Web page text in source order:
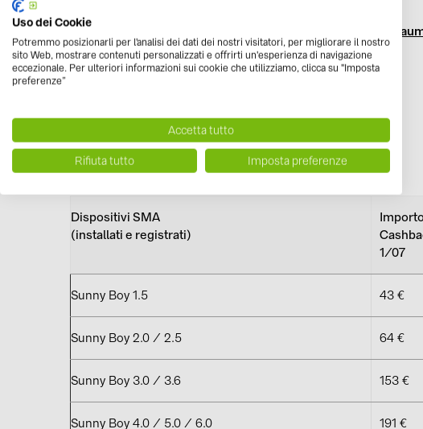
A partire dal 1 luglio sono stati aggiunti ulteriori prodotti e
Di seguito tutti i prodotti inclusi nella promozione:
Dispositivi SMA
(installati e registrati)
1/07
Sunny Boy 1.5 43 €
Sunny Boy 2.0 / 2.5 64 €
Sunny Boy 3.0 / 3.6 153 €
Sunny Boy 4.0 / 5.0 / 6.0 191 €
Uso dei Cookie
Potremmo posizionarli per l'analisi dei dati dei nostri visitatori, per migliorare il nostro
sito Web, mostrare contenuti personalizzati e offrirti un'esperienza di navigazione
eccezionale. Per ulteriori informazioni sui cookie che utilizziamo, clicca su "Imposta
preferenze”
Accetta tutto
Rifiuta tutto Imposta preferenze